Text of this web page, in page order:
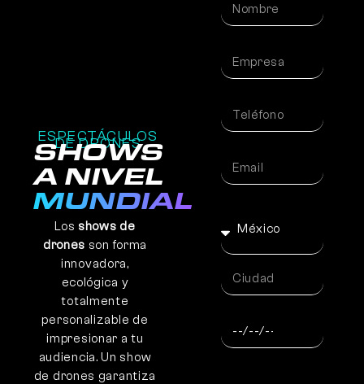
ESPECTÁCULOS
DE DRONES
SHOWS
A NIVEL
MUNDIAL
Los shows de
drones son forma
innovadora,
ecológica y
totalmente
personalizable de
impresionar a tu
audiencia. Un show
de drones garantiza